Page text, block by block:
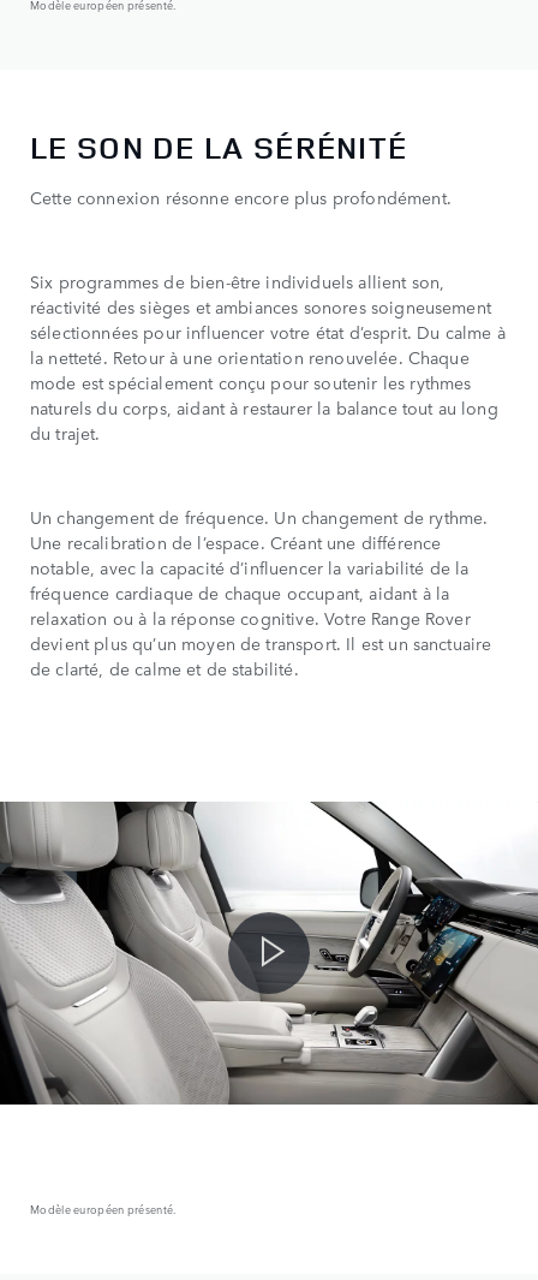
Modèle européen présenté.
LE SON DE LA SÉRÉNITÉ
Cette connexion résonne encore plus profondément.
Six programmes de bien-être individuels allient son,
réactivité des sièges et ambiances sonores soigneusement
sélectionnées pour influencer votre état d’esprit. Du calme à
la netteté. Retour à une orientation renouvelée. Chaque
mode est spécialement conçu pour soutenir les rythmes
naturels du corps, aidant à restaurer la balance tout au long
du trajet.
Un changement de fréquence. Un changement de rythme.
Une recalibration de l’espace. Créant une différence
notable, avec la capacité d’influencer la variabilité de la
fréquence cardiaque de chaque occupant, aidant à la
relaxation ou à la réponse cognitive. Votre Range Rover
devient plus qu’un moyen de transport. Il est un sanctuaire
de clarté, de calme et de stabilité.
Modèle européen présenté.